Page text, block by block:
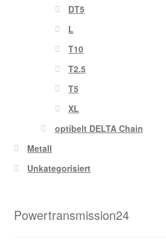
DT5
L
T10
T2.5
T5
XL
optibelt DELTA Chain
Metall
Unkategorisiert
Powertransmission24